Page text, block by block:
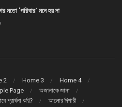
‘পরিবার’ মনে হয় না
2 Home 3
Home 4
Page
অজানাকে জানা
প্রার্থনা করি?
আলোর দিশারী